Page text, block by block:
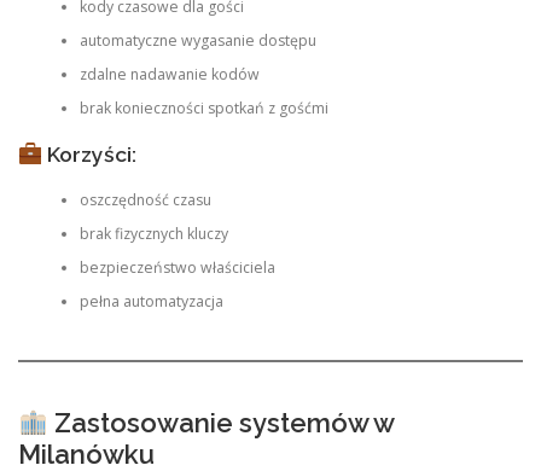
kody czasowe dla gości
automatyczne wygasanie dostępu
zdalne nadawanie kodów
brak konieczności spotkań z gośćmi
Korzyści:
oszczędność czasu
brak fizycznych kluczy
bezpieczeństwo właściciela
pełna automatyzacja
Zastosowanie systemów w
Milanówku